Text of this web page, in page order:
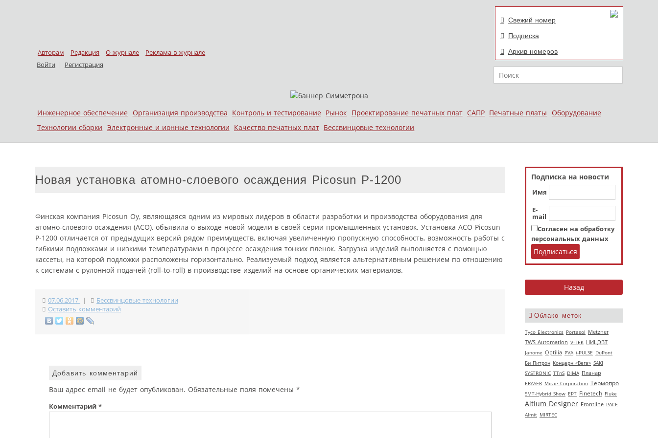
Авторам Редакция О журнале
Реклама в журнале
Войти | Регистрация
Свежий номер
Подписка
Архив номеров
Поиск
Меню
Skip to content
Инженерное обеспечение Организация производства Контроль и тестирование Рынок Проектирование печатных плат САПР Печатные платы
Оборудование
Технологии сборки Электронные и ионные технологии Качество печатных плат Бессвинцовые технологии
Подписка на новости
Имя
E-
mail
Согласен на обработку
персональных данных
Облако меток
Tyco Electronics Portasol Metzner
TWS Automation V‑TEK НИЦЭВТ
Janome Optilia PVA i-PULSE DuPont
Би Питрон Концерн «Вега» SAKI
SYSTRONIC TTnS DIMA Планар
ERASER Mirae Corporation Термопро
SMT-Hybrid Show EPT Finetech Fluke
Altium Designer Frontline РАСЕ
Almit MIRTEC
Новая установка атомно-слоевого осаждения Picosun P-1200
Финская компания Picosun Oy, являющаяся одним из мировых лидеров в области разработки и производства оборудования для
атомно-слоевого осаждения (АСО), объявила о выходе новой модели в своей серии промышленных установок. Установка АСО Picosun
P-1200 отличается от предыдущих версий рядом преимуществ, включая увеличенную пропускную способность, возможность работы с
гибкими подложками и низкими температурами в процессе осаждения тонких пленок. Загрузка изделий выполняется с помощью
кассеты, на которой подложки расположены горизонтально. Реализуемый подход является альтернативным решением по отношению
к системам с рулонной подачей (roll-to-roll) в производстве изделий на основе органических материалов.
07.06.2017 |
Бессвинцовые технологии
Оставить комментарий
Добавить комментарий
Ваш адрес email не будет опубликован. Обязательные поля помечены *
Комментарий *